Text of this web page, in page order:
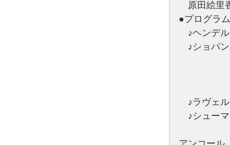
原田絵里
●プログラム
♪ヘンデル
♪ショパン
《ノク
《マズ
《マズ
♪ラヴェル
♪シューマ
《謝